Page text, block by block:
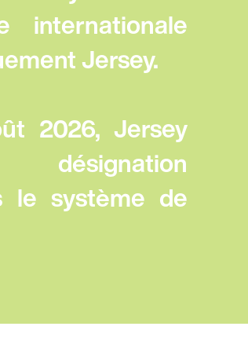
internationale
Jersey.
2026, Jersey
le système de